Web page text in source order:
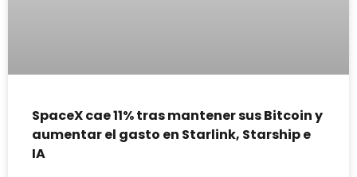
SpaceX cae 11% tras mantener sus Bitcoin y
aumentar el gasto en Starlink, Starship e
IA